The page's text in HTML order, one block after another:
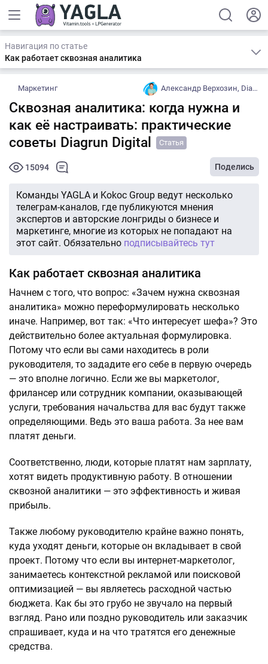
Навигация по статье
Как работает сквозная аналитика
Маркетинг Александр Верхозин, Diagrun Digital
Сквозная аналитика: когда нужна и
как её настраивать: практические
советы Diagrun Digital
Статья
15094 Поделись
Команды YAGLA и Kokoc Group ведут несколько
телеграм-каналов, где публикуются мнения
экспертов и авторские лонгриды о бизнесе и
маркетинге, многие из которых не попадают на
этот сайт. Обязательно подписывайтесь тут
Как работает сквозная аналитика
Начнем с того, что вопрос: «Зачем нужна сквозная
аналитика» можно переформулировать несколько
иначе. Например, вот так: «Что интересует шефа»? Это
действительно более актуальная формулировка.
Потому что если вы сами находитесь в роли
руководителя, то зададите его себе в первую очередь
— это вполне логично. Если же вы маркетолог,
фрилансер или сотрудник компании, оказывающей
услуги, требования начальства для вас будут также
определяющими. Ведь это ваша работа. За нее вам
платят деньги.
Соответственно, люди, которые платят нам зарплату,
хотят видеть продуктивную работу. В отношении
сквозной аналитики — это эффективность и живая
прибыль.
Также любому руководителю крайне важно понять,
куда уходят деньги, которые он вкладывает в свой
проект. Потому что если вы интернет-маркетолог,
занимаетесь контекстной рекламой или поисковой
оптимизацией — вы являетесь расходной частью
бюджета. Как бы это грубо не звучало на первый
взгляд. Рано или поздно руководитель или заказчик
спрашивает, куда и на что тратятся его денежные
средства.